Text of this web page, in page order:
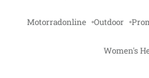
Motorradonline Outdoor
Women's